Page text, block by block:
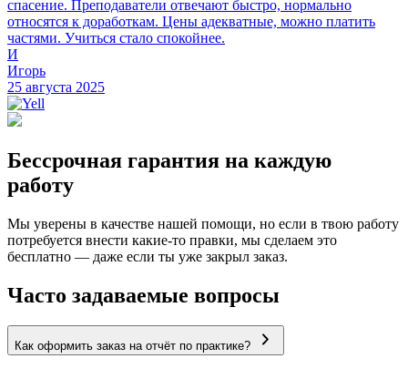
спасение. Преподаватели отвечают быстро, нормально
относятся к доработкам. Цены адекватные, можно платить
частями. Учиться стало спокойнее.
И
Игорь
25 августа 2025
Бессрочная гарантия на каждую
работу
Мы уверены в качестве нашей помощи, но если в твою работу
потребуется внести какие-то правки, мы сделаем это
бесплатно — даже если ты уже закрыл заказ.
Часто задаваемые вопросы
Как оформить заказ на отчёт по практике?